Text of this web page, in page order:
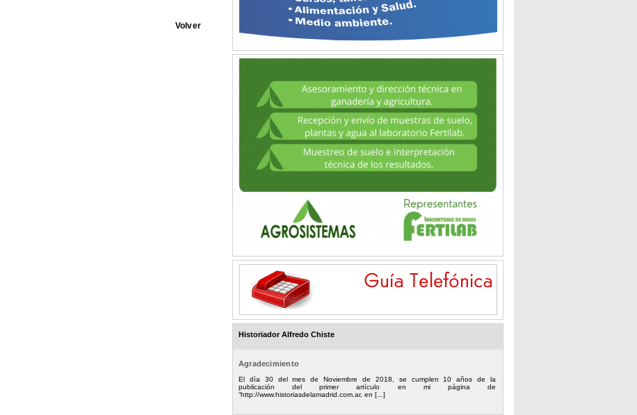
Volver
Historiador Alfredo Chiste
Agradecimiento
El día 30 del mes de Noviembre de 2018, se cumplen 10 años de la
publicación del primer artículo en mi página de
“http://www.historiasdelamadrid.com.ar, en [...]